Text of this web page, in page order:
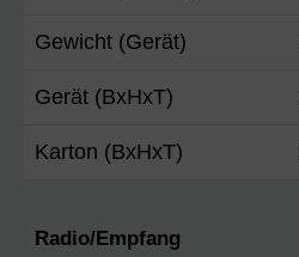
Gewicht (Gerät)
Gerät (BxHxT)
Karton (BxHxT)
Radio/Empfang